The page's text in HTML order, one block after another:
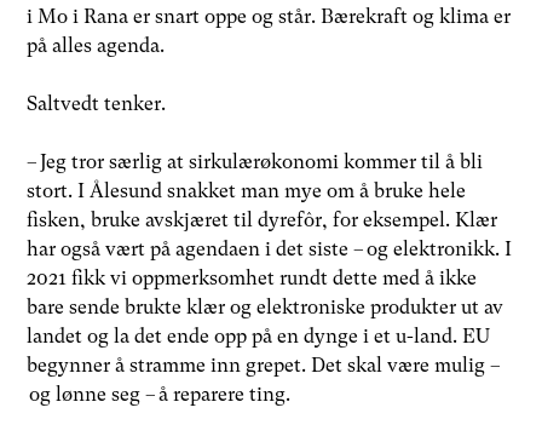
i Mo i Rana er snart oppe og står. Bærekraft og klima er
på alles agenda.
Saltvedt tenker.
– Jeg tror særlig at sirkulærøkonomi kommer til å bli
stort. I Ålesund snakket man mye om å bruke hele
fisken, bruke avskjæret til dyrefôr, for eksempel. Klær
har også vært på agendaen i det siste – og elektronikk. I
2021 fikk vi oppmerksomhet rundt dette med å ikke
bare sende brukte klær og elektroniske produkter ut av
landet og la det ende opp på en dynge i et u-land. EU
begynner å stramme inn grepet. Det skal være mulig –
og lønne seg – å reparere ting.